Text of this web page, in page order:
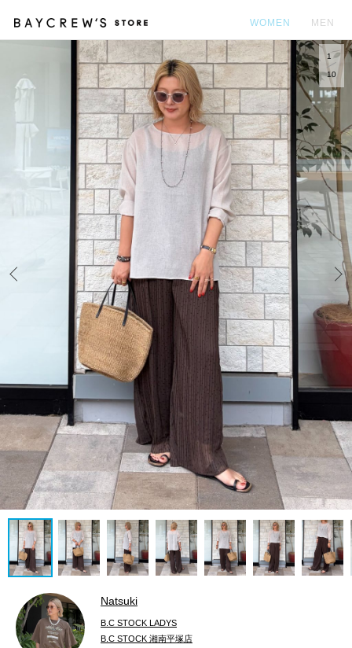
WOMEN MEN
1
10
Natsuki
B.C STOCK LADYS
B.C STOCK 湘南平塚店